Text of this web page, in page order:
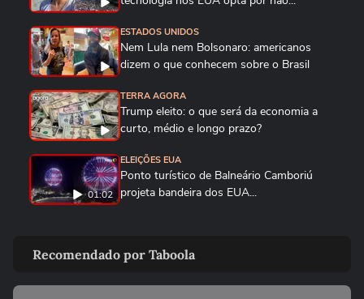
ESTADOS UNIDOS
Nem Lula nem Bolsonaro: americanos
dizem o que conhecem sobre o Brasil
TERRA AGORA
Trump eleito: o que será da economia a
curto, médio e longo prazo?
01:02
ELEIÇÕES EUA
Ponto turístico de Balneário Camboriú
projeta bandeira dos EUA...
comentam vitória de Trump e o...
ELEIÇÕES EUA
Recomendado por Taboola